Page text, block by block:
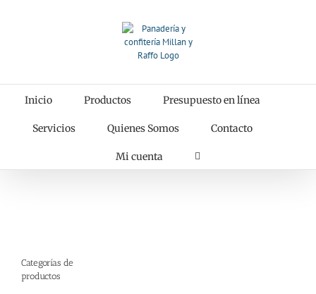
Inicio Productos Presupuesto en línea
Servicios Quienes Somos Contacto
Mi cuenta
Categorías de
productos